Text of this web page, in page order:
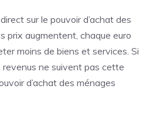
sur le pouvoir d’achat des
prix augmentent, chaque euro
moins de biens et services. Si
ne suivent pas cette
d’achat des ménages